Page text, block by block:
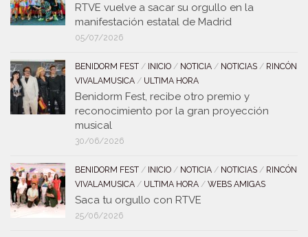
RTVE vuelve a sacar su orgullo en la
manifestación estatal de Madrid
05/07/2026
BENIDORM FEST / INICIO / NOTICIA / NOTICIAS / RINCÓN
VIVALAMUSICA / ULTIMA HORA
Benidorm Fest, recibe otro premio y
reconocimiento por la gran proyección
musical
30/06/2026
BENIDORM FEST / INICIO / NOTICIA / NOTICIAS / RINCÓN
VIVALAMUSICA / ULTIMA HORA / WEBS AMIGAS
Saca tu orgullo con RTVE
25/06/2026